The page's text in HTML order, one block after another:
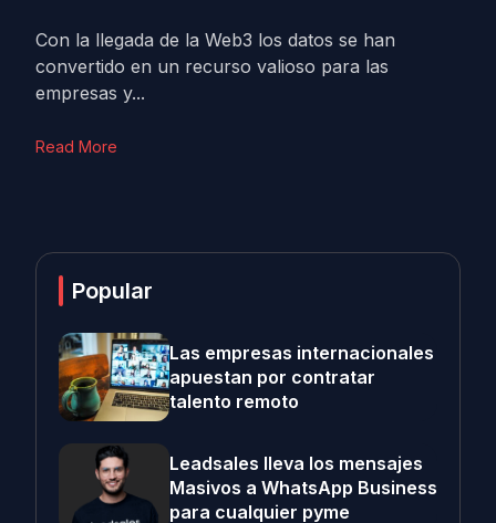
Con la llegada de la Web3 los datos se han
convertido en un recurso valioso para las
empresas y...
Read More
Popular
Las empresas internacionales
apuestan por contratar
talento remoto
Leadsales lleva los mensajes
Masivos a WhatsApp Business
para cualquier pyme